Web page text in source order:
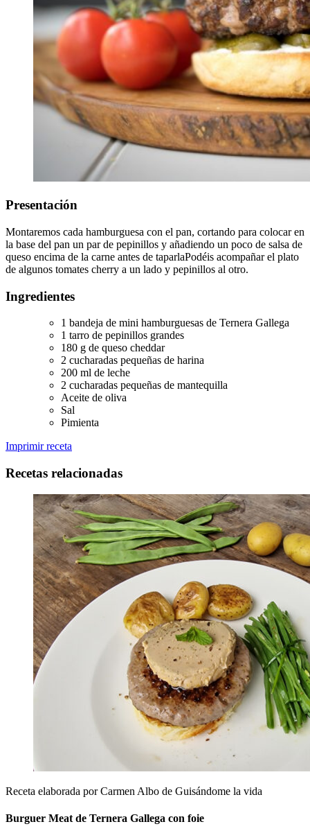
Presentación
Montaremos cada hamburguesa con el pan, cortando para colocar en
la base del pan un par de pepinillos y añadiendo un poco de salsa de
queso encima de la carne antes de taparlaPodéis acompañar el plato
de algunos tomates cherry a un lado y pepinillos al otro.
Ingredientes
1 bandeja de mini hamburguesas de Ternera Gallega
1 tarro de pepinillos grandes
180 g de queso cheddar
2 cucharadas pequeñas de harina
200 ml de leche
2 cucharadas pequeñas de mantequilla
Aceite de oliva
Sal
Pimienta
Imprimir receta
Recetas relacionadas
Receta elaborada por Carmen Albo de Guisándome la vida
Burguer Meat de Ternera Gallega con foie